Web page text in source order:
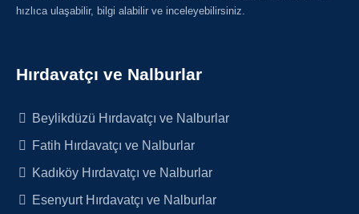
hızlıca ulaşabilir, bilgi alabilir ve inceleyebilirsiniz.
Hırdavatçı ve Nalburlar
Beylikdüzü Hırdavatçı ve Nalburlar
Fatih Hırdavatçı ve Nalburlar
Kadıköy Hırdavatçı ve Nalburlar
Esenyurt Hırdavatçı ve Nalburlar